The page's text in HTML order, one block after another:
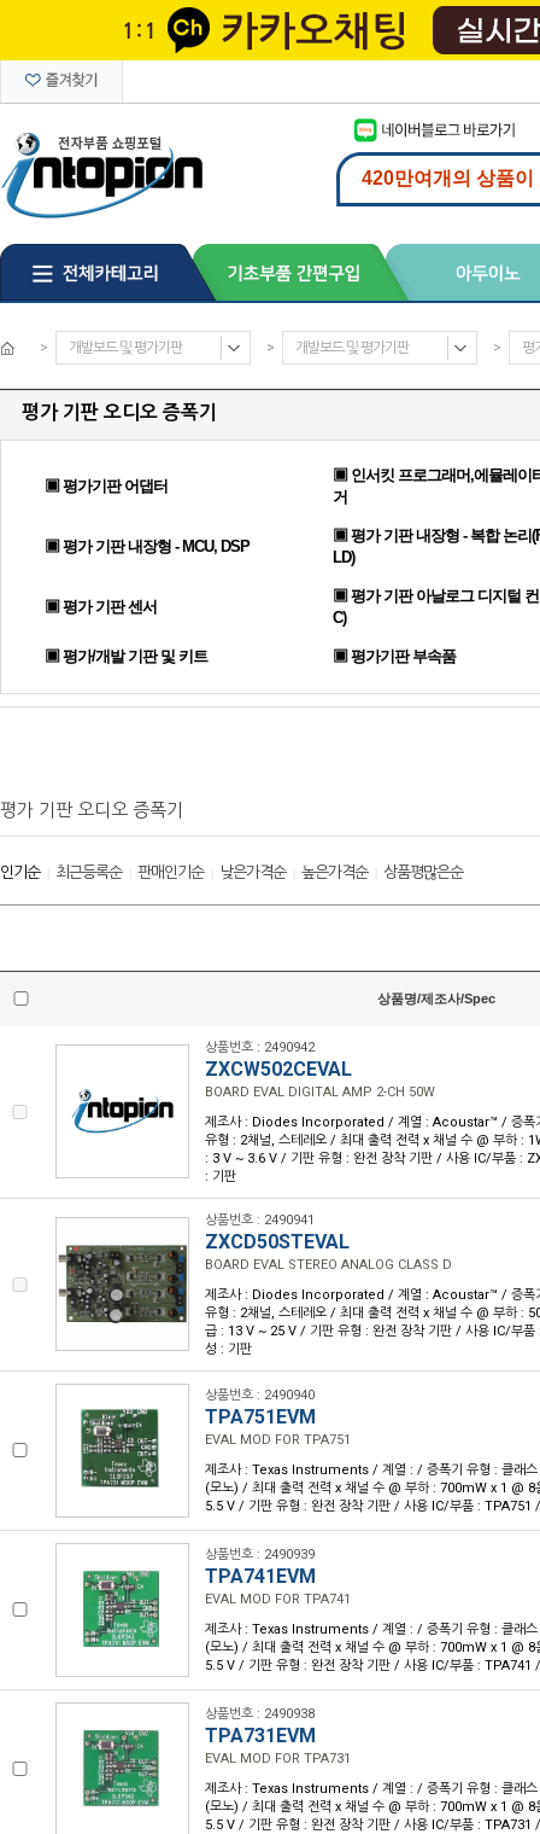
> 개발보드 및 평가기판 > 개발보드 및 평가기판 > 평
평가 기판 오디오 증폭기
▣ 평가기판 어댑터
▣ 인서킷 프로그래머,에뮬레이
거
▣ 평가 기판 내장형 - MCU, DSP
▣ 평가 기판 내장형 - 복합 논리
LD)
▣ 평가 기판 센서
▣ 평가 기판 아날로그 디지털
C)
▣ 평가/개발 기판 및 키트 ▣ 평가기판 부속품
평가 기판 오디오 증폭기
인기순| 최근등록순| 판매인기순| 낮은가격순| 높은가격순| 상품평많은순
상품명/제조사/Spec
상품번호 : 2490942
ZXCW502CEVAL
BOARD EVAL DIGITAL AMP 2-CH 50W
제조사 : Diodes Incorporated / 계열 : Acoustar™ / 증폭
유형 : 2채널, 스테레오 / 최대 출력 전력 x 채널 수 @ 부하 :
: 3 V ~ 3.6 V / 기판 유형 : 완전 장착 기판 / 사용 IC/부품 :
: 기판
상품번호 : 2490941
ZXCD50STEVAL
BOARD EVAL STEREO ANALOG CLASS D
제조사 : Diodes Incorporated / 계열 : Acoustar™ / 증폭
유형 : 2채널, 스테레오 / 최대 출력 전력 x 채널 수 @ 부하 :
급 : 13 V ~ 25 V / 기판 유형 : 완전 장착 기판 / 사용 IC/부
성 : 기판
상품번호 : 2490940
TPA751EVM
EVAL MOD FOR TPA751
제조사 : Texas Instruments / 계열 : / 증폭기 유형 : 클래스
(모노) / 최대 출력 전력 x 채널 수 @ 부하 : 700mW x 1 @
5.5 V / 기판 유형 : 완전 장착 기판 / 사용 IC/부품 : TPA751
상품번호 : 2490939
TPA741EVM
EVAL MOD FOR TPA741
제조사 : Texas Instruments / 계열 : / 증폭기 유형 : 클래스
(모노) / 최대 출력 전력 x 채널 수 @ 부하 : 700mW x 1 @
5.5 V / 기판 유형 : 완전 장착 기판 / 사용 IC/부품 : TPA741
상품번호 : 2490938
TPA731EVM
EVAL MOD FOR TPA731
제조사 : Texas Instruments / 계열 : / 증폭기 유형 : 클래스
(모노) / 최대 출력 전력 x 채널 수 @ 부하 : 700mW x 1 @
5.5 V / 기판 유형 : 완전 장착 기판 / 사용 IC/부품 : TPA731